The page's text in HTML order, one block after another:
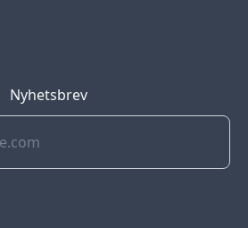
Nyhetsbrev